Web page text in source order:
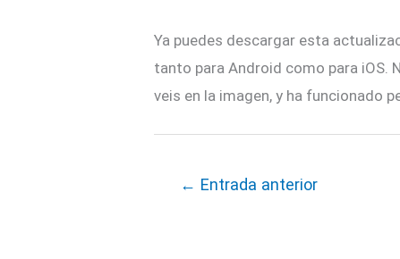
Ya puedes descargar esta
tanto para Android como para iOS.
veis en la imagen, y ha funcionado
← Entrada anterior